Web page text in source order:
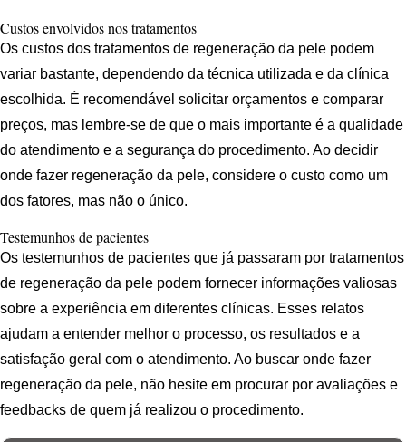
Custos envolvidos nos tratamentos
Os custos dos tratamentos de regeneração da pele podem
variar bastante, dependendo da técnica utilizada e da clínica
escolhida. É recomendável solicitar orçamentos e comparar
preços, mas lembre-se de que o mais importante é a qualidade
do atendimento e a segurança do procedimento. Ao decidir
onde fazer regeneração da pele, considere o custo como um
dos fatores, mas não o único.
Testemunhos de pacientes
Os testemunhos de pacientes que já passaram por tratamentos
de regeneração da pele podem fornecer informações valiosas
sobre a experiência em diferentes clínicas. Esses relatos
ajudam a entender melhor o processo, os resultados e a
satisfação geral com o atendimento. Ao buscar onde fazer
regeneração da pele, não hesite em procurar por avaliações e
feedbacks de quem já realizou o procedimento.